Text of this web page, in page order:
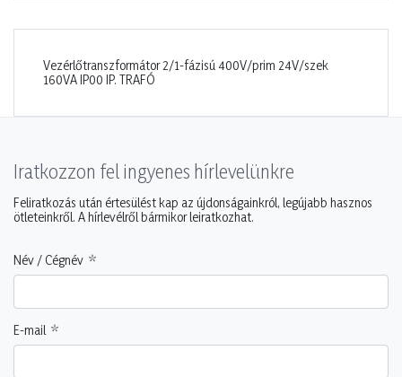
Vezérlőtranszformátor 2/1-fázisú 400V/prim 24V/szek
160VA IP00 IP. TRAFÓ
Iratkozzon fel ingyenes hírlevelünkre
Feliratkozás után értesülést kap az újdonságainkról, legújabb hasznos
ötleteinkről. A hírlevélről bármikor leiratkozhat.
Név / Cégnév
E-mail